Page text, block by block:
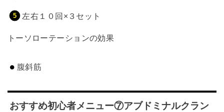
左右１０回×３セット
トーソローテーションの効果
腹斜筋
おすすめ初心者メニュー⑦アブドミナルクラン